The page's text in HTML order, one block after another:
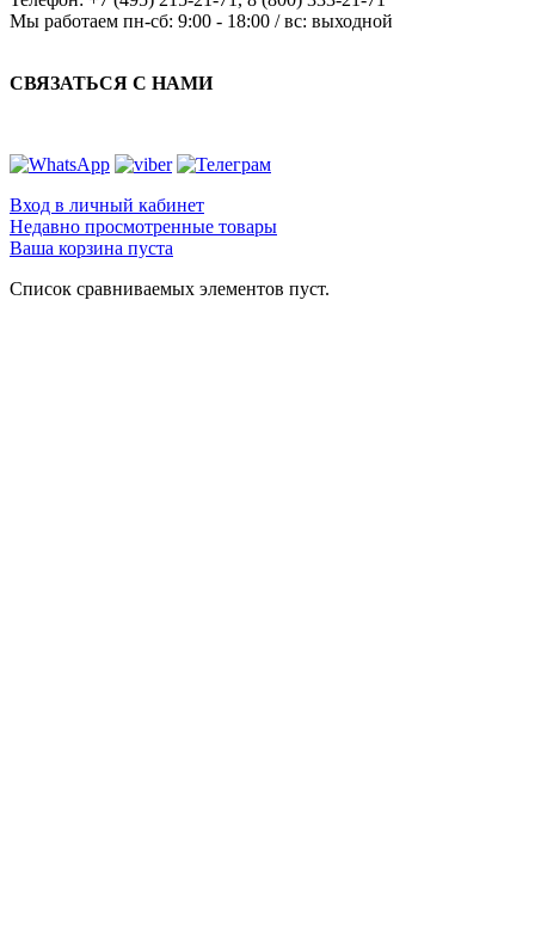
Мы работаем пн-сб: 9:00 - 18:00 / вс: выходной
СВЯЗАТЬСЯ С НАМИ
Вход в личный кабинет
Недавно просмотренные товары
Ваша корзина пуста
Список сравниваемых элементов пуст.